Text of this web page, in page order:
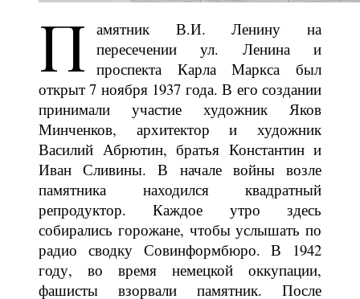
П амятник В.И. Ленину на
пересечении ул. Ленина и
проспекта Карла Маркса был
открыт 7 ноября 1937 года. В его создании
принимали участие художник Яков
Минченков, архитектор и художник
Василий Абрютин, братья Константин и
Иван Сливины. В начале войны возле
памятника находился квадратный
репродуктор. Каждое утро здесь
собирались горожане, чтобы услышать по
радио сводку Совинформбюро. В 1942
году, во время немецкой оккупации,
фашисты взорвали памятник. После